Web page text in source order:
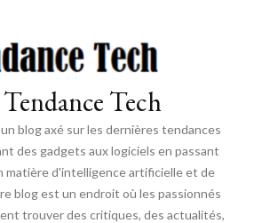
Tech
blog axé sur les dernières tendances
des gadgets aux logiciels en passant
matière d'intelligence artificielle et de
blog est un endroit où les passionnés
trouver des critiques, des actualités,